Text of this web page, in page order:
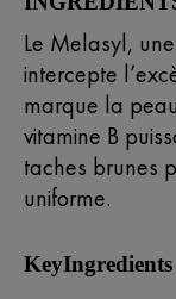
Le Melasyl,
intercepte
marque la
vitamine B
taches brunes
uniforme.
KeyIngredients